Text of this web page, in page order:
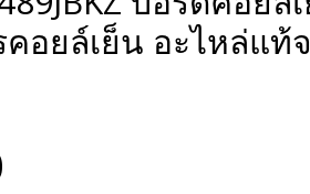
คอยล์เย็น อะไหล่แท้